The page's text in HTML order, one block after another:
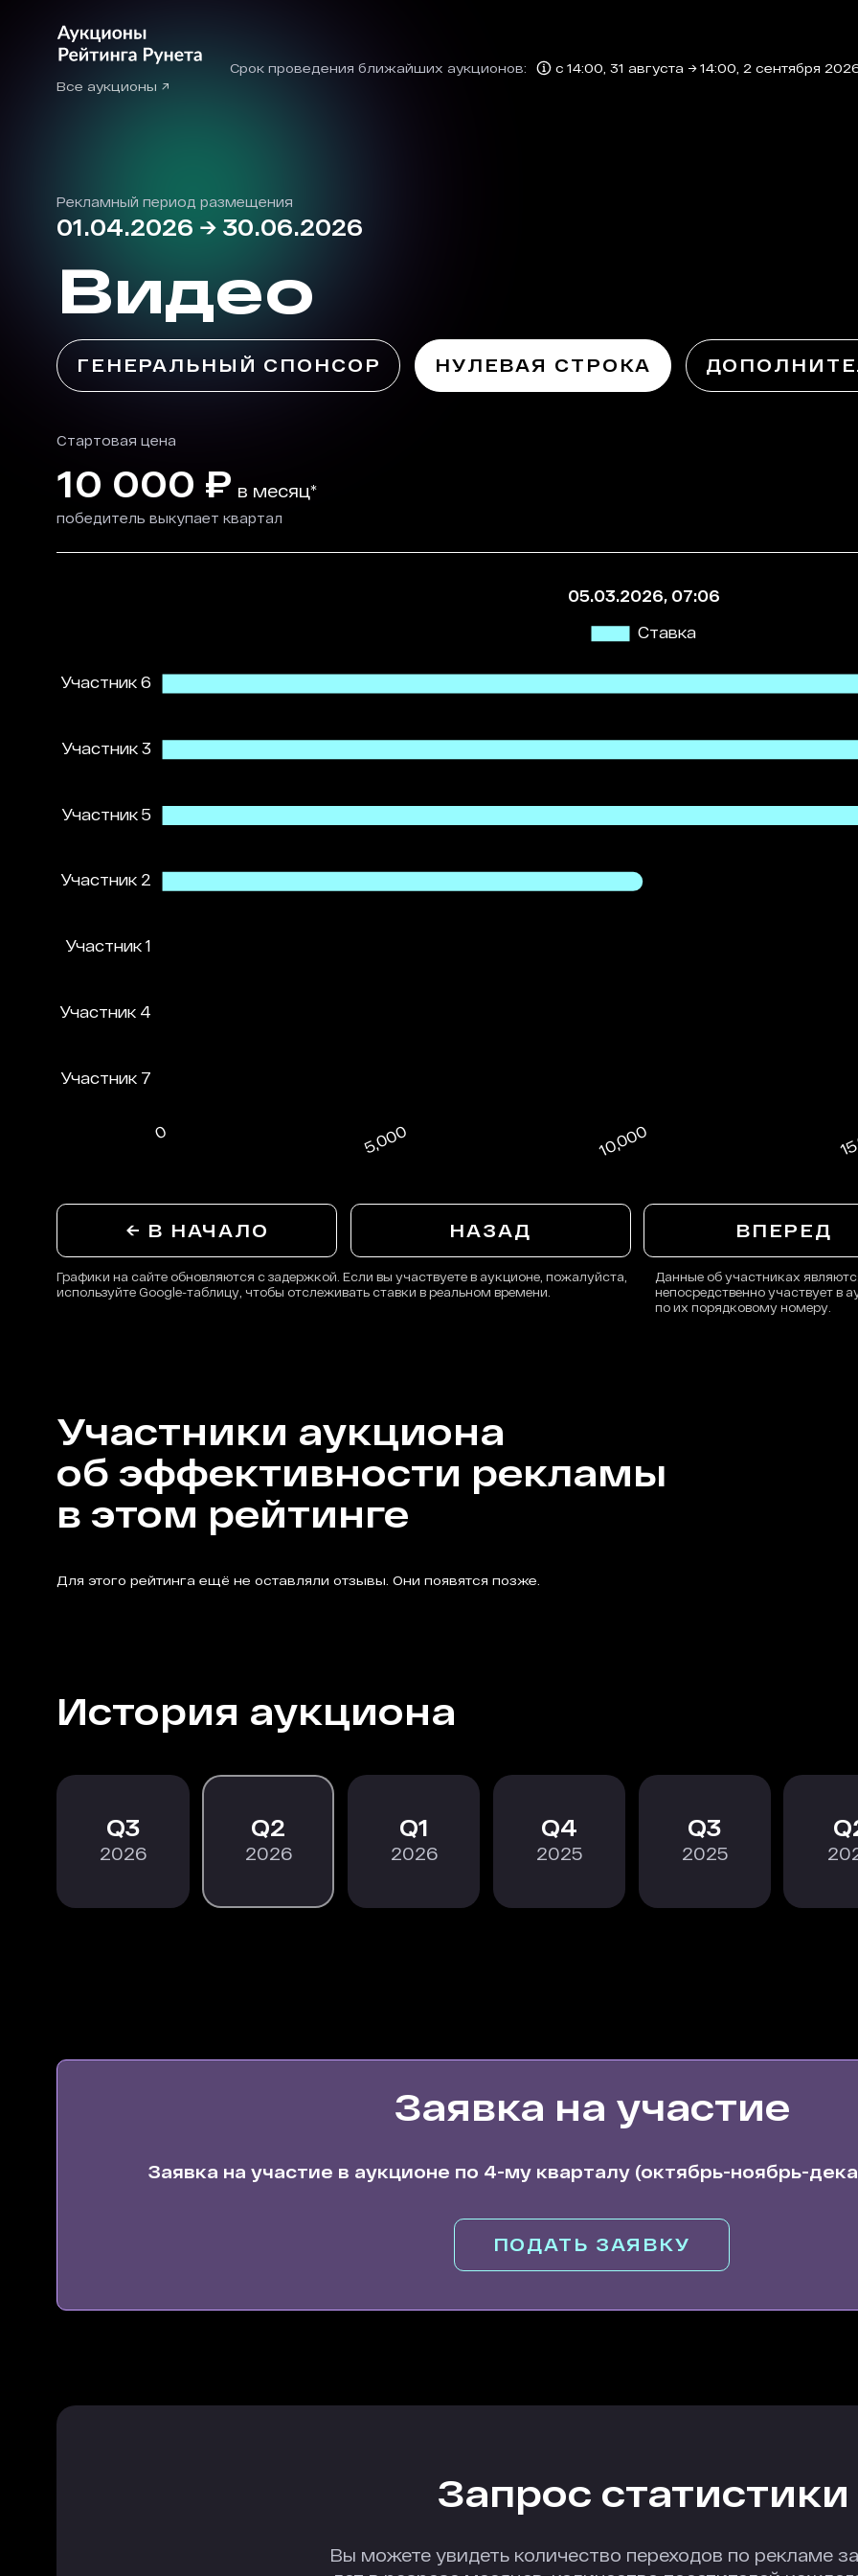
Все аукционы ↗
Срок проведения ближайших аукционов: с 14:00, 31 августа → 14:00, 2 сентября
Рекламный период размещения
01.04.2026 →30.06.2026
Видео
ГЕНЕРАЛЬНЫЙ СПОНСОР НУЛЕВАЯ СТРОКА
Стартовая цена
10 000 ₽ в месяц*
победитель выкупает квартал
← В НАЧАЛО НАЗАД ВПЕРЕД
Графики на сайте обновляются с задержкой. Если вы участвуете в аукционе, пожалуйста,
используйте Google-таблицу, чтобы отслеживать ставки в реальном времени.
Данные об участниках
непосредственно участвует в
по их порядковому номеру.
Участники аукциона
об эффективности рекламы
в этом рейтинге
Для этого рейтинга ещё не оставляли отзывы. Они появятся позже.
История аукциона
3
2026
2
2026
1
2026
4
2025
3
2025
Заявка на участие
Заявка на участие в аукционе по 4-му кварталу (октябрь-ноябрь-
ПОДАТЬ ЗАЯВКУ
Запрос статистики
Вы можете увидеть количество переходов по рекламе